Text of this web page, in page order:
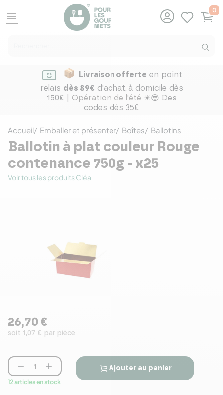
menu
0
Livraison offerte en point
relais dès 89€ d'achat, à domicile dès
150€ | Opération de l'été ☀😎 Des
codes dès 35€
Accueil Emballer et présenter Boîtes Ballotins
Ballotin à plat couleur Rouge
contenance 750g - x25
Voir tous les produits Cléa
26,70 €
soit 1,07 € par pièce
 
12 articles en stock
Ajouter au panier